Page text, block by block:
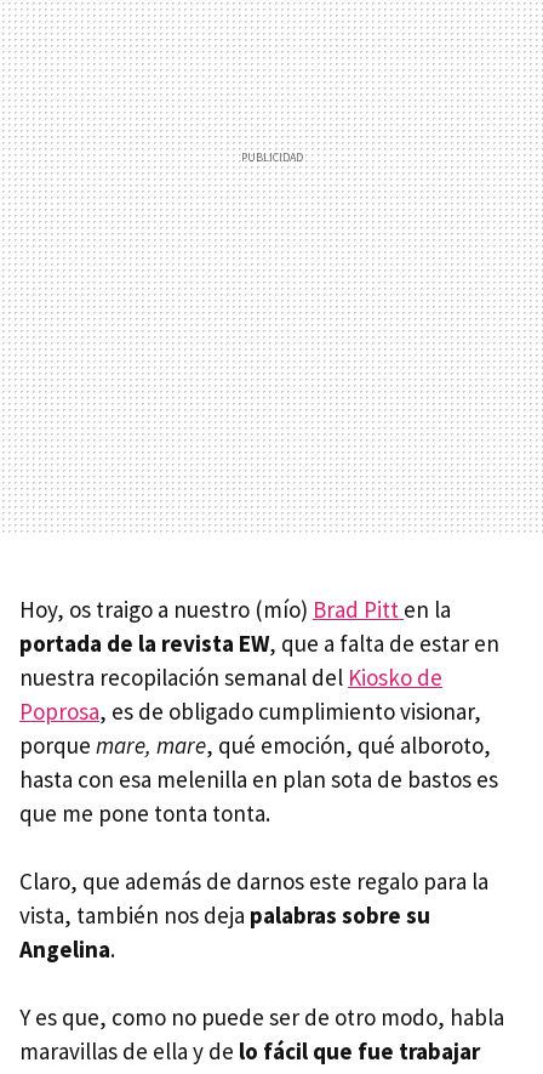
Hoy, os traigo a nuestro (mío) Brad Pitt en la
portada de la revista EW, que a falta de estar en
nuestra recopilación semanal del Kiosko de
Poprosa, es de obligado cumplimiento visionar,
porque mare, mare, qué emoción, qué alboroto,
hasta con esa melenilla en plan sota de bastos es
que me pone tonta tonta.
Claro, que además de darnos este regalo para la
vista, también nos deja palabras sobre su
Angelina.
Y es que, como no puede ser de otro modo, habla
maravillas de ella y de lo fácil que fue trabajar